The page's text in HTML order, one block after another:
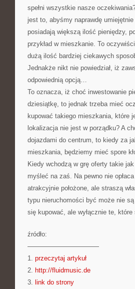
spełni wszystkie nasze
jest to, abyśmy naprawdę
posiadają większą ilość pieniędzy,
przykład w mieszkanie. To
dużą ilość bardziej ciekawych
Jednakże nikt nie powiedział, iż
odpowiednią opcją…
To oznacza, iż choć inwestowanie
dziesiątkę, to jednak trzeba mieć
kupować takiego mieszkania, które
lokalizacja nie jest w porządku? A
dojazdami do centrum, to kiedy za
mieszkania, będziemy mieć spore
Kiedy wchodzą w grę oferty takie
myśleć na zaś. Na pewno nie
atrakcyjnie położone, ale straszą
typu nieruchomości być może nie
się kupować, ale wyłącznie te,
źródło:
———————————
1. przeczytaj artykuł
2. http://fluidmusic.de
3. link do strony